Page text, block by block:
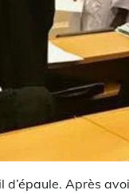
Après